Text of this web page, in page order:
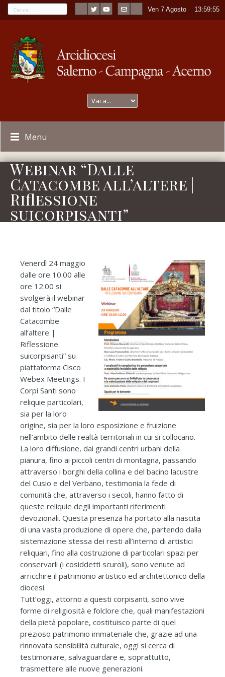
Ven 7 Agosto 13:59:55
Menu
Webinar “Dalle
Catacombe all’altere |
Riflessione
suicorpisanti”
Venerdì 24 maggio
dalle ore 10.00 alle
ore 12.00 si
svolgerà il webinar
dal titolo “Dalle
Catacombe
all’altere |
Riflessione
suicorpisanti” su
piattaforma Cisco
Webex Meetings. I
Corpi Santi sono
reliquie particolari,
sia per la loro
origine, sia per la loro esposizione e fruizione
nell’ambito delle realtà territoriali in cui si collocano.
La loro diffusione, dai grandi centri urbani della
pianura, fino ai piccoli centri di montagna, passando
attraverso i borghi della collina e del bacino lacustre
del Cusio e del Verbano, testimonia la fede di
comunità che, attraverso i secoli, hanno fatto di
queste reliquie degli importanti riferimenti
devozionali. Questa presenza ha portato alla nascita
di una vasta produzione di opere che, partendo dalla
sistemazione stessa dei resti all’interno di artistici
reliquari, fino alla costruzione di particolari spazi per
conservarli (i cosiddetti scuroli), sono venute ad
arricchire il patrimonio artistico ed architettonico della
diocesi.
Tutt’oggi, attorno a questi corpisanti, sono vive
forme di religiosità e folclore che, quali manifestazioni
della pietà popolare, costituisco parte di quel
prezioso patrimonio immateriale che, grazie ad una
rinnovata sensibilità culturale, oggi si cerca di
testimoniare, salvaguardare e, soprattutto,
trasmettere alle nuove generazioni.